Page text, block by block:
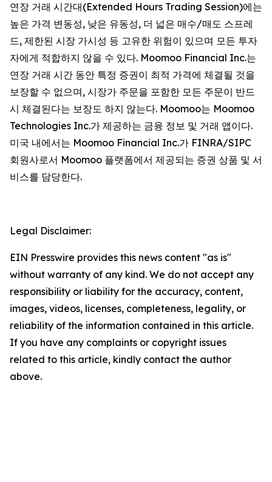
연장 거래 시간대(Extended Hours Trading Session)에는
높은 가격 변동성, 낮은 유동성, 더 넓은 매수/매도 스프레
드, 제한된 시장 가시성 등 고유한 위험이 있으며 모든 투자
자에게 적합하지 않을 수 있다. Moomoo Financial Inc.는
연장 거래 시간 동안 특정 증권이 최적 가격에 체결될 것을
보장할 수 없으며, 시장가 주문을 포함한 모든 주문이 반드
시 체결된다는 보장도 하지 않는다. Moomoo는 Moomoo
Technologies Inc.가 제공하는 금융 정보 및 거래 앱이다.
미국 내에서는 Moomoo Financial Inc.가 FINRA/SIPC
회원사로서 Moomoo 플랫폼에서 제공되는 증권 상품 및 서
비스를 담당한다.
Legal Disclaimer:
EIN Presswire provides this news content "as is"
without warranty of any kind. We do not accept any
responsibility or liability for the accuracy, content,
images, videos, licenses, completeness, legality, or
reliability of the information contained in this article.
If you have any complaints or copyright issues
related to this article, kindly contact the author
above.